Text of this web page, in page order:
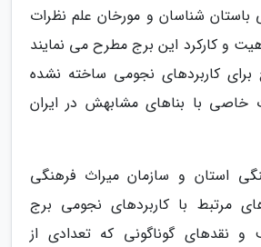
شناسان و مورخان علم نظرات
و کارکرد این برج مطرح می نمایند
برای کاربردهای نجومی ساخته نشده
با بناهای مشابهش در ایران
استان و سازمان میراث فرهنگی
مرتبط با کاربردهای نجومی برج
و نقدهای گوناگونی که تعدادی از